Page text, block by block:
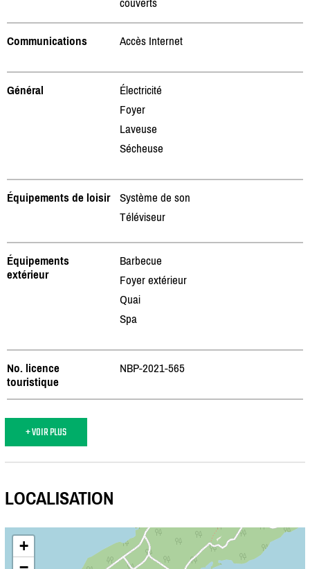
Communications Accès Internet
Général
Électricité
Foyer
Laveuse
Sécheuse
Équipements de loisir
Système de son
Téléviseur
Équipements
extérieur
Barbecue
Foyer extérieur
Quai
Spa
No. licence
touristique
NBP-2021-565
+ VOIR PLUS
LOCALISATION
+